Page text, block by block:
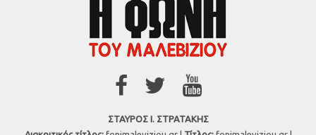
ΣΤΑΥΡΟΣ Ι. ΣΤΡΑΤΑΚΗΣ